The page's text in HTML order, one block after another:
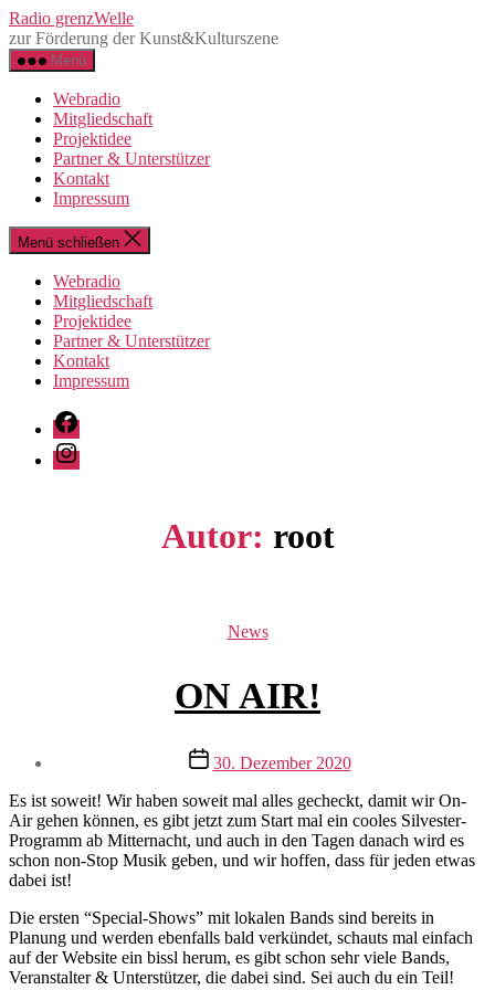
Direkt
zum
Inhalt
wechseln
Radio grenzWelle
zur Förderung der Kunst&Kulturszene
Menü
Webradio
Mitgliedschaft
Projektidee
Partner & Unterstützer
Kontakt
Impressum
Menü schließen
Webradio
Mitgliedschaft
Projektidee
Partner & Unterstützer
Kontakt
Impressum
Facebook
Instagram
Autor: root
Kategorien
News
ON AIR!
Beitragsdatum
30. Dezember 2020
Es ist soweit! Wir haben soweit mal alles gecheckt, damit wir On-
Air gehen können, es gibt jetzt zum Start mal ein cooles Silvester-
Programm ab Mitternacht, und auch in den Tagen danach wird es
schon non-Stop Musik geben, und wir hoffen, dass für jeden etwas
dabei ist!
Die ersten “Special-Shows” mit lokalen Bands sind bereits in
Planung und werden ebenfalls bald verkündet, schauts mal einfach
auf der Website ein bissl herum, es gibt schon sehr viele Bands,
Veranstalter & Unterstützer, die dabei sind. Sei auch du ein Teil!